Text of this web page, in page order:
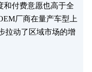
和付费意愿也高于全
厂商在量产车型上
拉动了区域市场的增